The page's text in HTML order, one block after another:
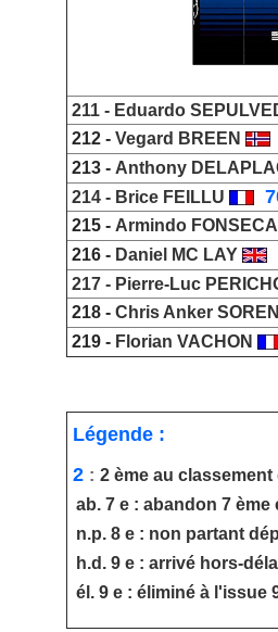
211 - Eduardo
212 - Vegard BREEN
213 - Anthony
214 - Brice FEILLU
215 - Armindo FONSECA
216 - Daniel MC LAY
217 - Pierre-Luc
218 - Chris Anker
219 - Florian VACHON
Légende :
2 : 2 ème au classement
ab. 7 e : abandon 7 ème
n.p. 8 e : non partant
h.d. 9 e : arrivé hors-
él. 9 e : éliminé à l'issue